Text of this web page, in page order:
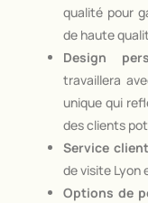
qualité pour
de haute
Design
travaillera
unique qui
des clients
Service
de visite Lyon
Options de